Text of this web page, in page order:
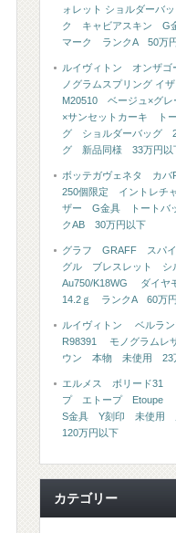
ォレット ショルダーバ
ク キャビアスキン G
マーク ランクA 50万
ルイヴィトン オンザ
ノグラムスプリング イ
M20510 ベージュ×グレ
×サンセットカーキ ト
グ ショルダーバッグ
グ 新品同様 33万円以
ボッテガヴェネタ カ
250個限定 イントレチ
ザー G金具 トートバ
クAB 30万円以下
グラフ GRAFF スパイ
グル ブレスレット シ
Au750/K18WG ダイヤ
14.2ｇ ランクA 60万円
ルイヴィトン ベルラ
R98391 モノグラムレ
ウン 本物 未使用 23
エルメス ボリード31
プ エトープ Etoupe
S金具 Y刻印 未使用
120万円以下
カテゴリー